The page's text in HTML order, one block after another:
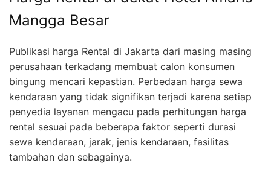
Mangga Besar
Publikasi harga Rental di Jakarta dari masing masing
perusahaan terkadang membuat calon konsumen
bingung mencari kepastian. Perbedaan harga sewa
kendaraan yang tidak signifikan terjadi karena setiap
penyedia layanan mengacu pada perhitungan harga
rental sesuai pada beberapa faktor seperti durasi
sewa kendaraan, jarak, jenis kendaraan, fasilitas
tambahan dan sebagainya.